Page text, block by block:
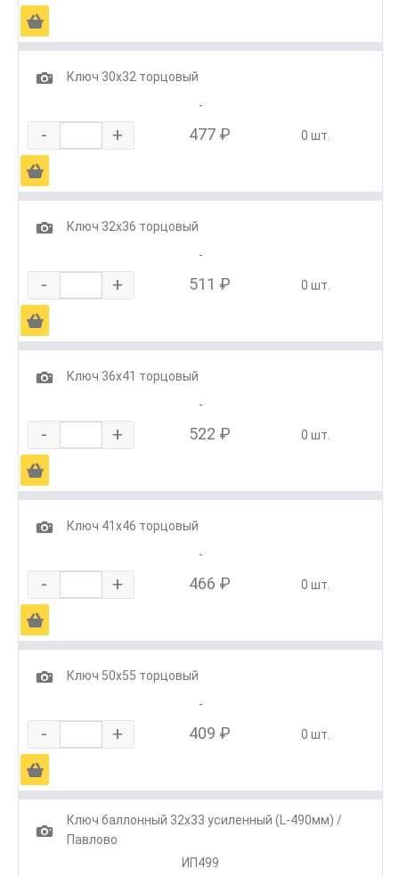
Ä
1
Ключ 30х32 торцовый
-
- + 477 ₽ 0 шт.
Ä
1
Ключ 32х36 торцовый
-
- + 511 ₽ 0 шт.
Ä
1
Ключ 36х41 торцовый
-
- + 522 ₽ 0 шт.
Ä
1
Ключ 41х46 торцовый
-
- + 466 ₽ 0 шт.
Ä
1
Ключ 50х55 торцовый
-
- + 409 ₽ 0 шт.
Ä
1
Ключ баллонный 32х33 усиленный (L-490мм) /
Павлово
ИП499